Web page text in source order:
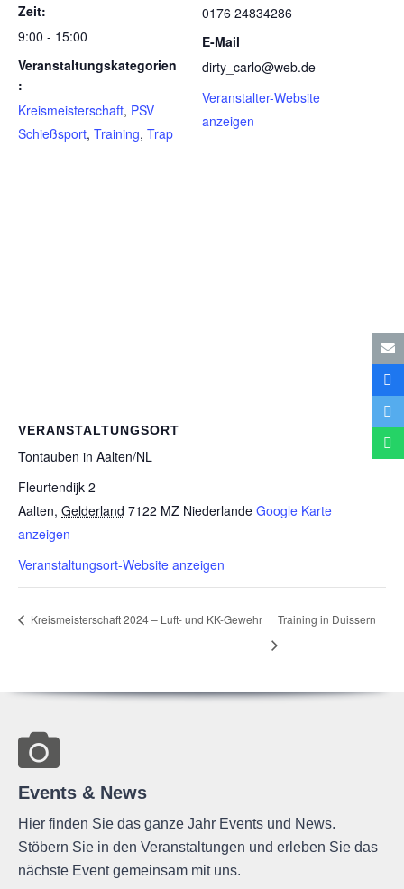
Zeit:
9:00 - 15:00
Veranstaltungskategorien
:
Kreismeisterschaft, PSV
Schießsport, Training, Trap
0176 24834286
E-Mail
dirty_carlo@web.de
Veranstalter-Website
anzeigen
VERANSTALTUNGSORT
Ton­tau­ben in Aalten/​NL
Fleurtendijk 2
Aalten, Gelderland 7122 MZ Niederlande Google Karte
anzeigen
Veranstaltungsort-Website anzeigen
Kreis­meis­ter­schaft 2024 – Luft- und KK-Gewehr Trai­ning in Duissern
Events & News
Hier finden Sie das ganze Jahr Events und News.
Stöbern Sie in den Veranstaltungen und erleben Sie das
nächste Event gemeinsam mit uns.